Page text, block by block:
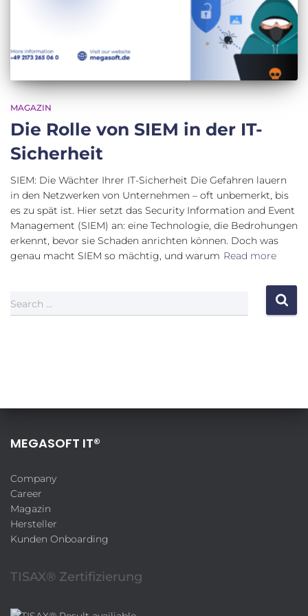
MAGAZIN
Die Rolle von SIEM in der IT-
Sicherheit
SIEM: Die Wächter Ihrer IT-Sicherheit Die Gefahren lauern
in den Netzwerken von Unternehmen – oft unbemerkt, bis
es zu spät ist. Hier setzt das Security Information and Event
Management (SIEM) an: eine Technologie, die Bedrohungen
erkennt, bevor sie Schaden anrichten können. Doch was
genau macht SIEM so mächtig, und warum Read more
Search …
MEGASOFT IT®
Company
Career
Magazin
Hersteller
Kunden Onboarding
TISAX® Zertifizierung